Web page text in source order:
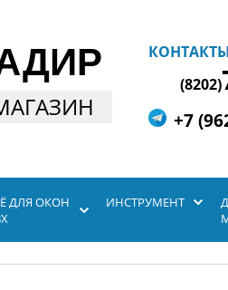
КОНТАКТЫ
(8202)
+7
ДЛЯ ОКОН
ИНСТРУМЕНТ